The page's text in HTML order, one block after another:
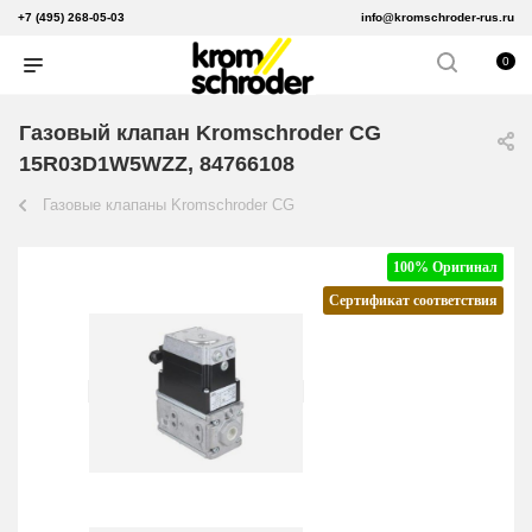
+7 (495) 268-05-03 info@kromschroder-rus.ru
0
Газовый клапан Kromschroder CG
15R03D1W5WZZ, 84766108
Газовые клапаны Kromschroder CG
100% Оригинал
Сертификат соответствия